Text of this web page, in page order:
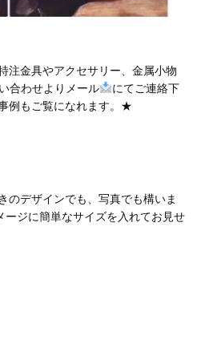
注金具やアクセサリー、金属小物
合わせよりメール
にてご連絡下
例もご覧になれます。★
デザインでも、写真でも構いま
ージに簡単なサイズを入れてお見せ